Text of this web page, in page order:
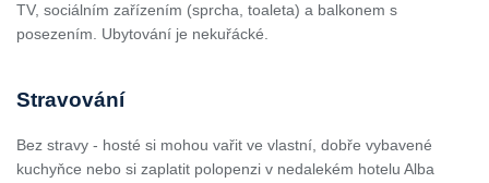
TV, sociálním zařízením (sprcha, toaleta) a balkonem s
posezením. Ubytování je nekuřácké.
Stravování
Bez stravy - hosté si mohou vařit ve vlastní, dobře vybavené
kuchyňce nebo si zaplatit polopenzi v nedalekém hotelu Alba